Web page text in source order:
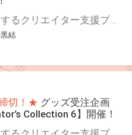
虎の穴が運営するクリエイター支援プラットフォーム「Fantia(ファンティア)」 Fantiaはイラスト・漫画・小説・コスプレ・音楽・映像作品など、各方面で活躍されている クリエイターの皆さまを応援する、クリエイター支援プラットフォームです。 そして、Fantiaにて活動されている注目クリエイターの作品をグッズ化する特別企画 「Fantia Creator’s Collection」8回目を開催いたします！ 今回は2名のクリエイターをピックアップ！Fantia公式ショップにて期間限定で受注販売を行います！ 期間限定の受注グッズとなっておりますので、この機会をお見逃しなく是非お求め下さい！！
結
切！★ グッズ受注企画
Collection 6】開催！